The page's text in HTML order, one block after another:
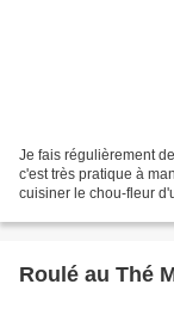
Je fais régulièrement
c'est très pratique à
cuisiner le chou-fleur
Roulé au Thé